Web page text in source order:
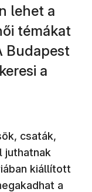
lehet a
témákat
Budapest
a
csaták,
juthatnak
kiállított
a